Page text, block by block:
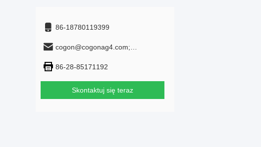
86-18780119399
cogon@cogonag4.com;
86-28-85171192
Skontaktuj się teraz